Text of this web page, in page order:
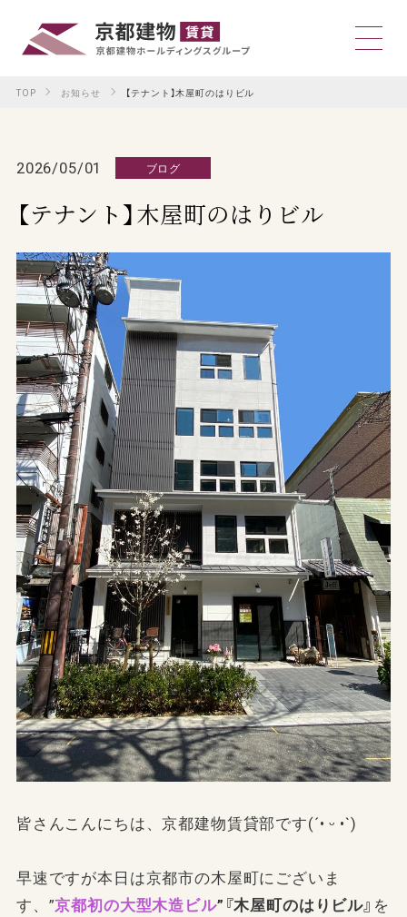
TOP お知らせ 【テナント】木屋町のはりビル
2026/05/01 ブログ
【テナント】木屋町のはりビル
皆さんこんにちは、京都建物賃貸部です(´• ᵕ •`)
早速ですが本日は京都市の木屋町にございま
す、”京都初の大型木造ビル”『木屋町のはりビル』 を